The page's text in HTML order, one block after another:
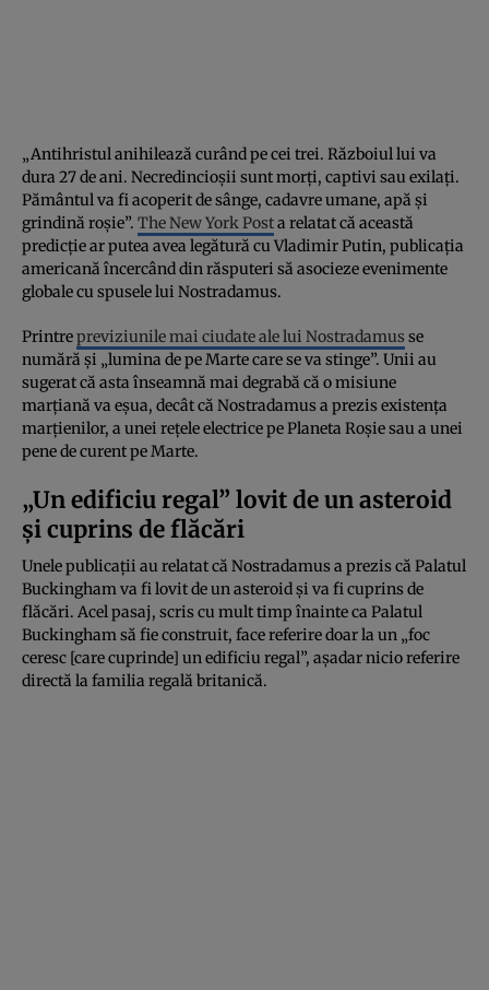
„Antihristul anihilează curând pe cei trei. Războiul lui va
dura 27 de ani. Necredincioșii sunt morți, captivi sau exilați.
Pământul va fi acoperit de sânge, cadavre umane, apă și
grindină roșie”. The New York Posta relatat că această
predicție ar putea avea legătură cu Vladimir Putin, publicația
americană încercând din răsputeri să asocieze evenimente
globale cu spusele lui Nostradamus.
Printrepreviziunile mai ciudate ale lui Nostradamus se
numără și „lumina de pe Marte care se va stinge”. Unii au
sugerat că asta înseamnă mai degrabă că o misiune
marțiană va eșua, decât că Nostradamus a prezis existența
marțienilor, a unei rețele electrice pe Planeta Roșie sau a unei
pene de curent pe Marte.
„Un edificiu regal” lovit de un asteroid
și cuprins de flăcări
Unele publicații au relatat că Nostradamus a prezis că Palatul
Buckingham va fi lovit de un asteroid și va fi cuprins de
flăcări. Acel pasaj, scris cu mult timp înainte ca Palatul
Buckingham să fie construit, face referire doar la un „foc
ceresc [care cuprinde] un edificiu regal”, așadar nicio referire
directă la familia regală britanică.